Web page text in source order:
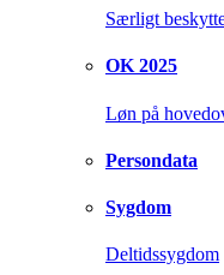
Særligt
OK 2025
Løn på
Persondata
Sygdom
Deltidssygdom